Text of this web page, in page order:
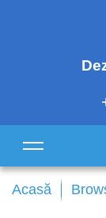
Acasă